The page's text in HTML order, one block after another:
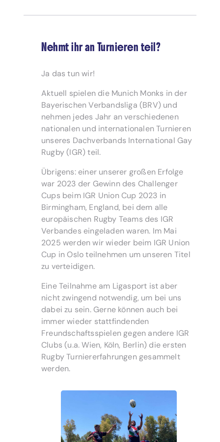
Nehmt ihr an Turnieren teil?
Ja das tun wir!
Aktuell spielen die Munich Monks in der
Bayerischen Verbandsliga (BRV) und
nehmen jedes Jahr an verschiedenen
nationalen und internationalen Turnieren
unseres Dachverbands International Gay
Rugby (IGR) teil.
Übrigens: einer unserer großen Erfolge
war 2023 der Gewinn des Challenger
Cups beim IGR Union Cup 2023 in
Birmingham, England, bei dem alle
europäischen Rugby Teams des IGR
Verbandes eingeladen waren. Im Mai
2025 werden wir wieder beim IGR Union
Cup in Oslo teilnehmen um unseren Titel
zu verteidigen.
Eine Teilnahme am Ligasport ist aber
nicht zwingend notwendig, um bei uns
dabei zu sein. Gerne können auch bei
immer wieder stattfindenden
Freundschaftsspielen gegen andere IGR
Clubs (u.a. Wien, Köln, Berlin) die ersten
Rugby Turniererfahrungen gesammelt
werden.